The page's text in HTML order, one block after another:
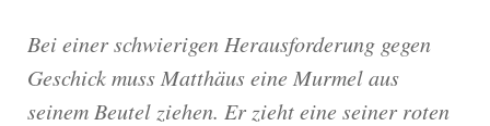
Bei einer schwierigen Herausforderung gegen
Geschick muss Matthäus eine Murmel aus
seinem Beutel ziehen. Er zieht eine seiner roten